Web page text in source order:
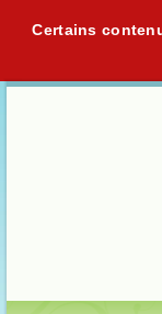
Certains